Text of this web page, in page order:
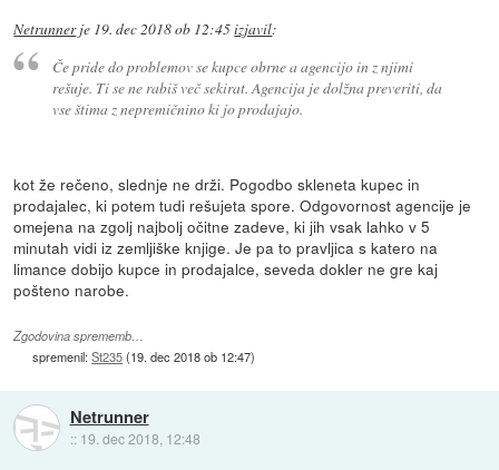
Netrunnerje 19. dec 2018 ob 12:45izjavil:
Če pride do problemov se kupce obrne a agencijo in z njimi
rešuje. Ti se ne rabiš več sekirat. Agencija je dolžna preveriti, da
vse štima z nepremičnino ki jo prodajajo.
kot že rečeno, slednje ne drži. Pogodbo skleneta kupec in
prodajalec, ki potem tudi rešujeta spore. Odgovornost agencije je
omejena na zgolj najbolj očitne zadeve, ki jih vsak lahko v 5
minutah vidi iz zemljiške knjige. Je pa to pravljica s katero na
limance dobijo kupce in prodajalce, seveda dokler ne gre kaj
pošteno narobe.
Zgodovina sprememb…
spremenil:St235(19. dec 2018 ob 12:47)
Netrunner
:: 19. dec 2018, 12:48